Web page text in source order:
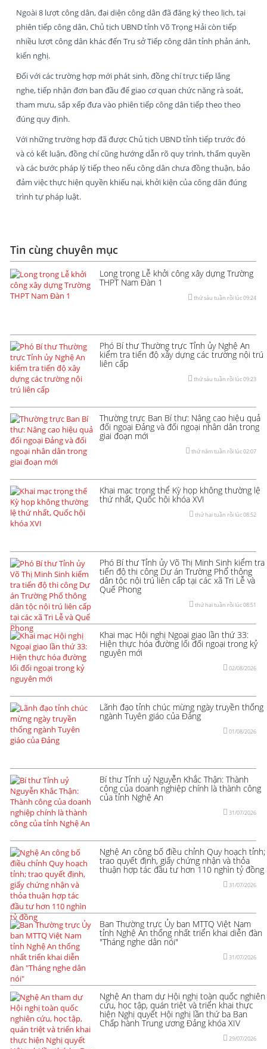
Ngoài 8 lượt công dân, đại diện công dân đã đăng ký theo lịch, tại
phiên tiếp công dân, Chủ tịch UBND tỉnh Võ Trọng Hải còn tiếp
nhiều lượt công dân khác đến Trụ sở Tiếp công dân tỉnh phản ánh,
kiến nghị.
Đối với các trường hợp mới phát sinh, đồng chí trực tiếp lắng
nghe, tiếp nhận đơn ban đầu để giao cơ quan chức năng rà soát,
tham mưu, sắp xếp đưa vào phiên tiếp công dân tiếp theo theo
đúng quy định.
Với những trường hợp đã được Chủ tịch UBND tỉnh tiếp trước đó
và có kết luận, đồng chí cũng hướng dẫn rõ quy trình, thẩm quyền
và các bước pháp lý tiếp theo nếu công dân chưa đồng thuận, bảo
đảm việc thực hiện quyền khiếu nại, khởi kiện của công dân đúng
trình tự pháp luật.
Tin cùng chuyên mục
Long trọng Lễ khởi công xây dựng Trường
THPT Nam Đàn 1
thứ sáu tuần rồi lúc 09:24
Phó Bí thư Thường trực Tỉnh ủy Nghệ An
kiểm tra tiến độ xây dựng các trường nội trú
liên cấp
thứ sáu tuần rồi lúc 09:23
Thường trực Ban Bí thư: Nâng cao hiệu quả
đối ngoại Đảng và đối ngoại nhân dân trong
giai đoạn mới
thứ năm tuần rồi lúc 02:07
Khai mạc trọng thể Kỳ họp không thường lệ
thứ nhất, Quốc hội khóa XVI
thứ hai tuần rồi lúc 08:52
Phó Bí thư Tỉnh ủy Võ Thị Minh Sinh kiểm tra
tiến độ thi công Dự án Trường Phổ thông
dân tộc nội trú liên cấp tại các xã Tri Lễ và
Quế Phong
thứ hai tuần rồi lúc 08:51
Khai mạc Hội nghị Ngoại giao lần thứ 33:
Hiện thực hóa đường lối đối ngoại trong kỷ
nguyên mới
02/08/2026
Lãnh đạo tỉnh chúc mừng ngày truyền thống
ngành Tuyên giáo của Đảng
01/08/2026
Bí thư Tỉnh uỷ Nguyễn Khắc Thận: Thành
công của doanh nghiệp chính là thành công
của tỉnh Nghệ An
31/07/2026
Nghệ An công bố điều chỉnh Quy hoạch tỉnh;
trao quyết định, giấy chứng nhận và thỏa
thuận hợp tác đầu tư hơn 110 nghìn tỷ đồng
31/07/2026
Ban Thường trực Ủy ban MTTQ Việt Nam
tỉnh Nghệ An thống nhất triển khai diễn đàn
"Tháng nghe dân nói"
31/07/2026
Nghệ An tham dự Hội nghị toàn quốc nghiên
cứu, học tập, quán triệt và triển khai thực
hiện Nghị quyết Hội nghị lần thứ ba Ban
Chấp hành Trung ương Đảng khóa XIV
29/07/2026